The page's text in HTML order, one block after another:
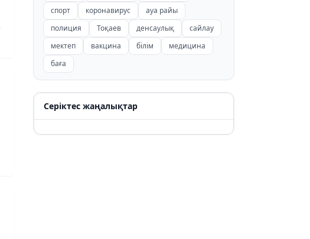
спорт
коронавирус
ауа райы
полиция
Тоқаев денсаулық
сайлау
мектеп
вакцина білім
медицина
баға
Серіктес жаңалықтар